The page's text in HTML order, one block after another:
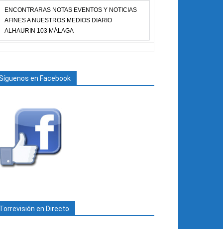
ENCONTRARAS NOTAS EVENTOS Y NOTICIAS
AFINES A NUESTROS MEDIOS DIARIO
ALHAURIN 103 MÁLAGA
en Facebook
en Directo